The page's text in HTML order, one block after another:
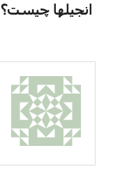
انجیلها چیست؟